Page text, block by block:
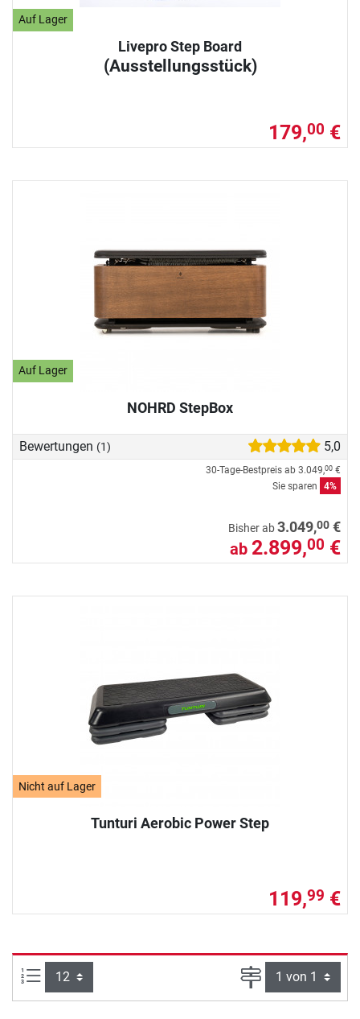
Auf Lager
Livepro Step Board
(Ausstellungsstück)
179,00 €
Auf Lager
NOHRD StepBox
Bewertungen (1) 5,0
30-Tage-Bestpreis ab 3.049,00 €
Sie sparen
4%
Bisher ab3.049,00 €
ab 2.899,00 €
Nicht auf Lager
Tunturi Aerobic Power Step
119,99 €
Artikel pro Seite: Seite